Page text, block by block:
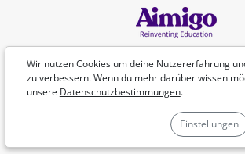
Wir nutzen Cookies um deine Nutzererfahrung
zu verbessern. Wenn du mehr darüber wissen
unsere Datenschutzbestimmungen.
Einstellungen
Deutsch
©Aimigo 2026